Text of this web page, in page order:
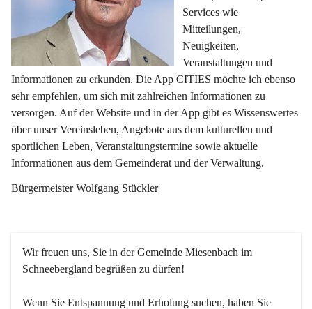
Services wie
Mitteilungen,
Neuigkeiten,
Veranstaltungen und
Informationen zu erkunden. Die App CITIES möchte ich ebenso
sehr empfehlen, um sich mit zahlreichen Informationen zu
versorgen. Auf der Website und in der App gibt es Wissenswertes
über unser Vereinsleben, Angebote aus dem kulturellen und
sportlichen Leben, Veranstaltungstermine sowie aktuelle
Informationen aus dem Gemeinderat und der Verwaltung.
Bürgermeister Wolfgang Stückler
Wir freuen uns, Sie in der Gemeinde Miesenbach im
Schneebergland begrüßen zu dürfen!
Wenn Sie Entspannung und Erholung suchen, haben Sie